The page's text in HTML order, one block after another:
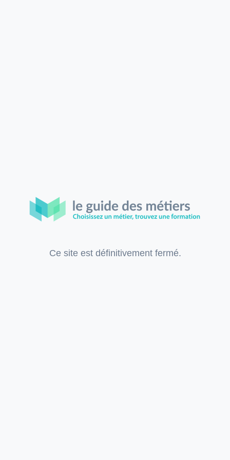
Ce site est définitivement fermé.